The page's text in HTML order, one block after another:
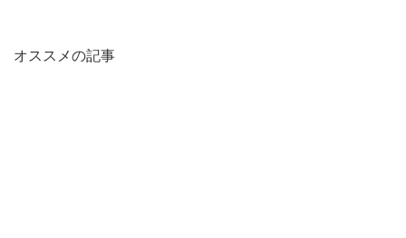
オススメの記事